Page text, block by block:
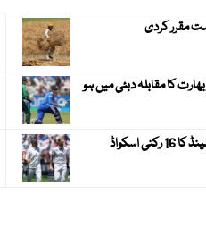
مقرر کردی
پاکستان اور بھارت کا مقابلہ دبئی میں ہو
پاکستان کیخلاف ٹیسٹ سیریز ، انگلینڈ کا 16 رکنی اسکواڈ